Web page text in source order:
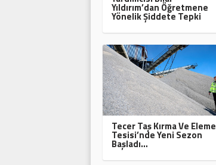
Yıldırım’dan Öğretmene
Yönelik Şiddete Tepki
Tecer Taş Kırma Ve Eleme
Tesisi’nde Yeni Sezon
Başladı…